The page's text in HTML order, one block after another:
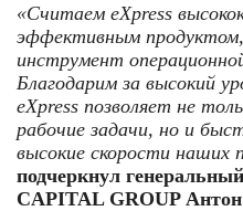
«Считаем eXpress
эффективным продуктом,
инструмент
Благодарим за высокий
eXpress позволяет не
рабочие задачи, но и
высокие скорости наших
подчеркнул
CAPITAL GROUP